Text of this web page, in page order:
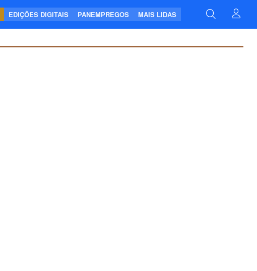
EDIÇÕES DIGITAIS PANEMPREGOS MAIS LIDAS